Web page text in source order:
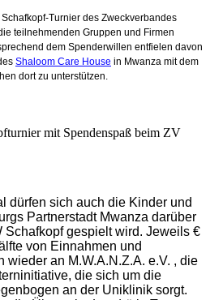
Turnier des Zweckverbandes
teilnehmenden Gruppen und Firmen
dem Spenderwillen entfielen davon
Shaloom Care House in Mwanza mit dem
dort zu unterstützen.
mit Spendenspaß beim ZV
dürfen sich auch die Kinder und
Partnerstadt Mwanza darüber
Schafkopf gespielt wird. Jeweils €
von Einnahmen und
wieder an M.W.A.N.Z.A. e.V. , die
die sich um die
an der Uniklinik sorgt.